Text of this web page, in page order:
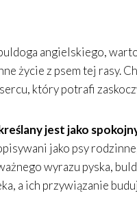
angielskiego,
życie z psem tej rasy.
który potrafi
jest jako
jako psy
wyrazu pyska,
a ich przywiązanie